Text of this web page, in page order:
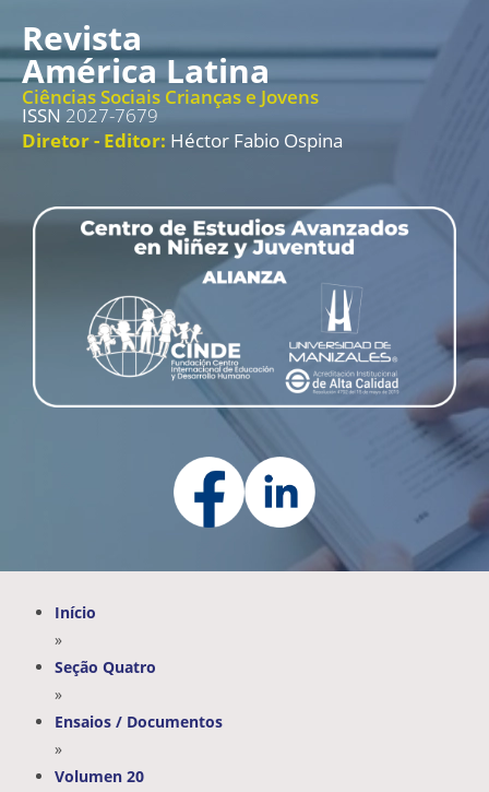
Revista
América Latina
Ciências Sociais Crianças e Jovens
ISSN 2027-7679
Diretor - Editor: Héctor Fabio Ospina
Início
»
Seção Quatro
»
Ensaios / Documentos
»
Volumen 20